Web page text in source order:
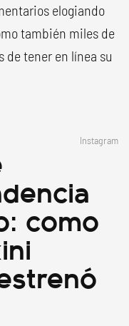
elogiando
también miles de
de tener en línea su
Instagram
como